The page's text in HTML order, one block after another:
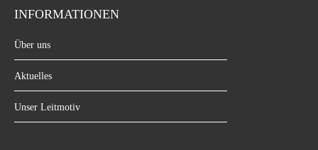
INFORMATIONEN
Über uns
Aktuelles
Unser Leitmotiv